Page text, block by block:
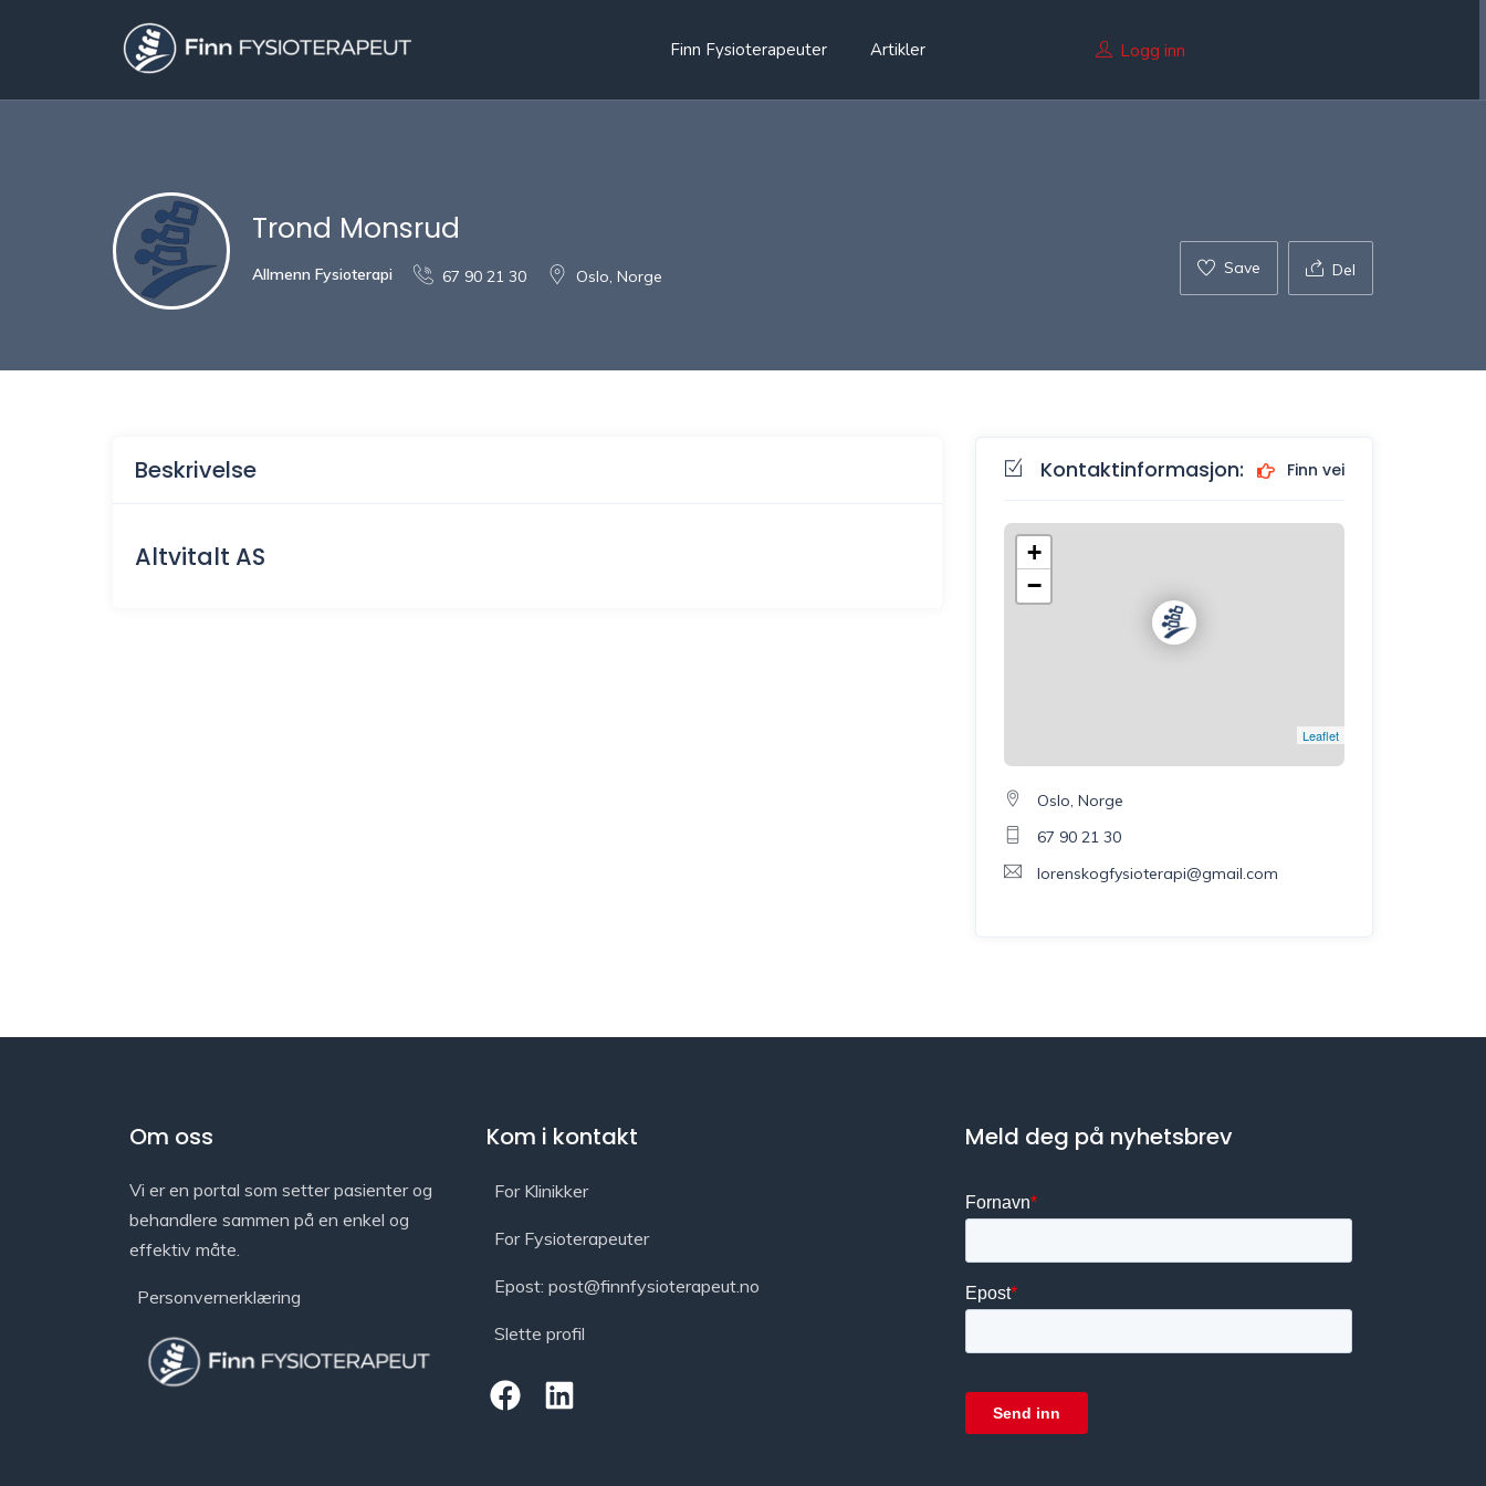
Finn Fysioterapeuter Artikler Logg inn
Trond Monsrud
Allmenn Fysioterapi 67 90 21 30 Oslo, Norge Save Del
Beskrivelse
Altvitalt AS
Kontaktinformasjon: Finn vei
+
−
Leaflet
Oslo, Norge
67 90 21 30
lorenskogfysioterapi@gmail.com
Om oss
Vi er en portal som setter pasienter og
behandlere sammen på en enkel og
effektiv måte.
Personvernerklæring
Kom i kontakt
For Klinikker
For Fysioterapeuter
Epost: post@finnfysioterapeut.no
Slette profil
Meld deg på nyhetsbrev